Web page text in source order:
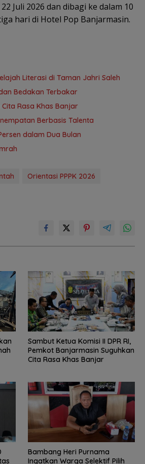
Juli 2026 dan dibagi ke dalam 10
hari di Hotel Pop Banjarmasin.
Literasi di Taman Jahri Saleh
Bedakan Terbakar
Rasa Khas Banjar
Berbasis Talenta
dalam Dua Bulan
Orientasi PPPK 2026
Sambut Ketua Komisi II DPR RI,
Pemkot Banjarmasin Suguhkan
Cita Rasa Khas Banjar
Bambang Heri Purnama
Ingatkan Warga Selektif Pilih